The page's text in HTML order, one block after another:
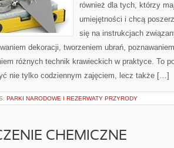
również dla tych, którzy
umiejętności i chcą
się na instrukcjach
dekoracji, tworzeniem ubrań,
różnych technik krawieckich w praktyce. To
nie tylko codziennym zajęciem, lecz także […]
PARKI NARODOWE I REZERWATY PRZYRODY
CHEMICZNE